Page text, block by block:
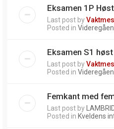
Eksamen 1P
Last post by
Posted in
Eksamen S1
Last post by
Posted in
Femkant med
Last post by
Posted in Kveldens